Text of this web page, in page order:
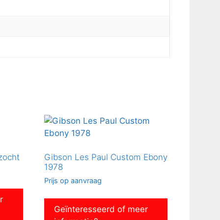
Gibson Les Paul Custom Ebony
1978
Prijs op aanvraag
Geïnteresseerd of meer